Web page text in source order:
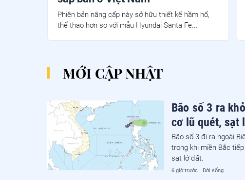
Phiên bản nâng cấp này sở hữu thiết kế hầm hố,
thể thao hơn so với mẫu Hyundai Santa Fe...
MỚI CẬP NHẬT
Bão số 3 ra
cơ lũ quét, sạt
Bão số 3 đi ra ngoài
trong khi miền Bắc
sạt lở đất.
6 giờ trước Đời sống